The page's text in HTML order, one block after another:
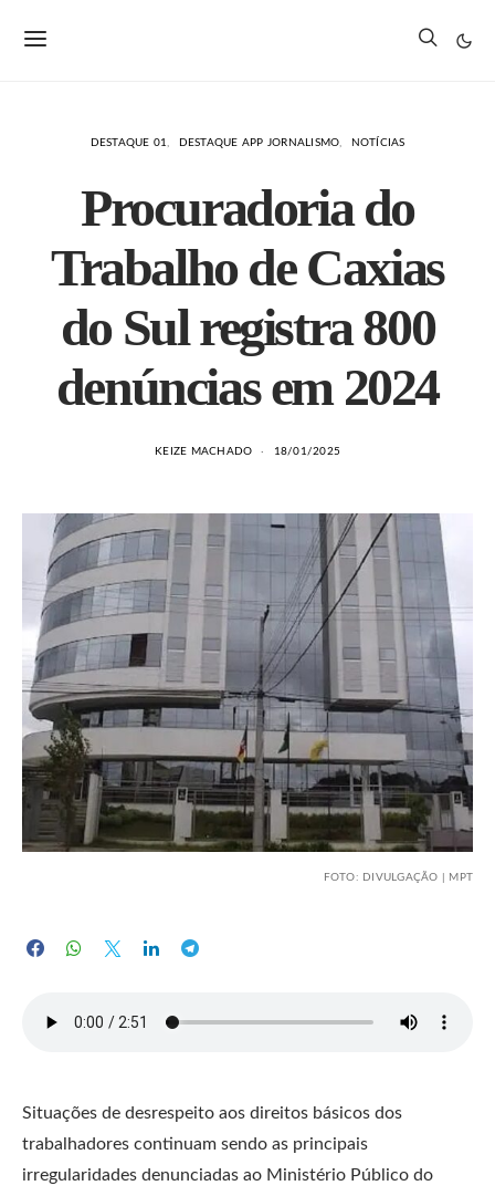
DESTAQUE 01 DESTAQUE APP JORNALISMO NOTÍCIAS
Procuradoria do
Trabalho de Caxias
do Sul registra 800
denúncias em 2024
KEIZE MACHADO 18/01/2025
FOTO: DIVULGAÇÃO | MPT
Situações de desrespeito aos direitos básicos dos
trabalhadores continuam sendo as principais
irregularidades denunciadas ao Ministério Público do